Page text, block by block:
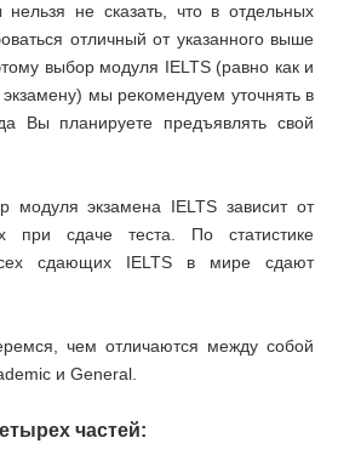
не сказать, что в отдельных
отличный от указанного выше
выбор модуля IELTS (равно как и
мы рекомендуем уточнять в
Вы планируете предъявлять свой
модуля экзамена IELTS зависит от
при сдаче теста. По статистике
сдающих IELTS в мире сдают
чем отличаются между собой
и General.
частей: